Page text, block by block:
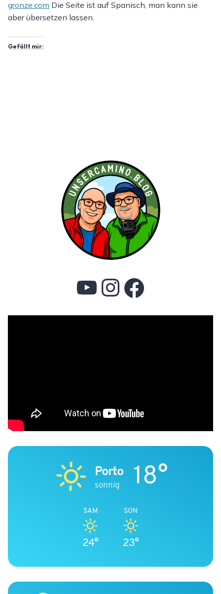
gronze.com Die Seite ist auf Spanisch, man kann sie
aber übersetzen lassen.
Gefällt mir:
YouTube
Instagram
Porto
sonnig 18°
SAM
24°
SON
23°